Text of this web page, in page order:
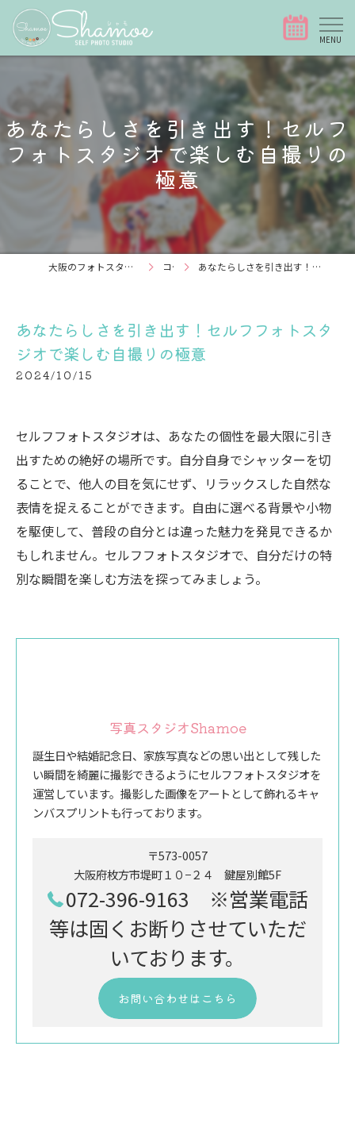
あなたらしさを引き出す！セルフ
フォトスタジオで楽しむ自撮りの
極意
大阪のフォトスタジオなら写真スタジオShamoe コラム あなたらしさを引き出す！セルフフォトスタジオで楽しむ自撮りの極意
あなたらしさを引き出す！セルフフォトスタ
ジオで楽しむ自撮りの極意
2024/10/15
セルフフォトスタジオは、あなたの個性を最大限に引き
出すための絶好の場所です。自分自身でシャッターを切
ることで、他人の目を気にせず、リラックスした自然な
表情を捉えることができます。自由に選べる背景や小物
を駆使して、普段の自分とは違った魅力を発見できるか
もしれません。セルフフォトスタジオで、自分だけの特
別な瞬間を楽しむ方法を探ってみましょう。
写真スタジオShamoe
誕生日や結婚記念日、家族写真などの思い出として残した
い瞬間を綺麗に撮影できるようにセルフフォトスタジオを
運営しています。撮影した画像をアートとして飾れるキャ
ンバスプリントも行っております。
〒573-0057
大阪府枚方市堤町１０−２４ 鍵屋別館5F
072-396-9163 ※営業電話
等は固くお断りさせていただ
いております。
お問い合わせはこちら